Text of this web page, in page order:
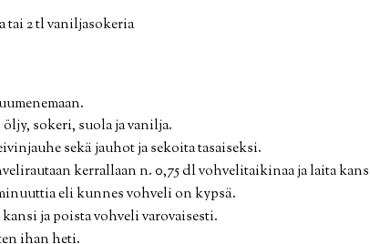
tai 2 tl vaniljasokeria
sokeri, suola ja vanilja.
sekä jauhot ja sekoita tasaiseksi.
kerrallaan n. 0,75 dl vohvelitaikinaa ja laita
eli kunnes vohveli on kypsä.
ja poista vohveli varovaisesti.
ihan heti.